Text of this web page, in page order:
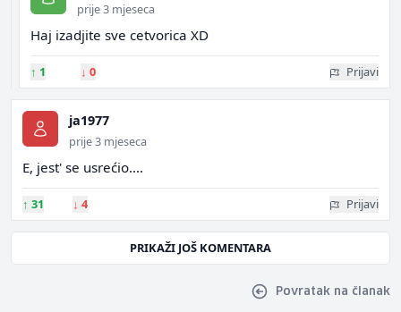
prije 3 mjeseca
Haj izadjite sve cetvorica XD
↑ 1 ↓ 0 Prijavi
ja1977
prije 3 mjeseca
E, jest' se usrećio....
↑ 31 ↓ 4 Prijavi
PRIKAŽI JOŠ KOMENTARA
Povratak na članak